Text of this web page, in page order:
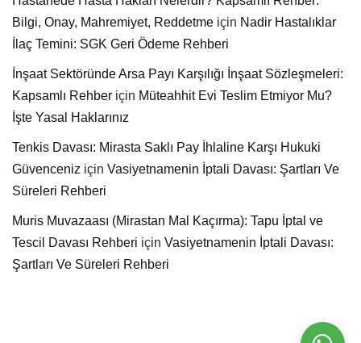
Bilgi, Onay, Mahremiyet, Reddetme için Nadir Hastalıklar
İlaç Temini: SGK Geri Ödeme Rehberi
İnşaat Sektöründe Arsa Payı Karşılığı İnşaat Sözleşmeleri:
Kapsamlı Rehber için Müteahhit Evi Teslim Etmiyor Mu?
İşte Yasal Haklarınız
Tenkis Davası: Mirasta Saklı Pay İhlaline Karşı Hukuki
Güvenceniz için Vasiyetnamenin İptali Davası: Şartları Ve
Süreleri Rehberi
Muris Muvazaası (Mirastan Mal Kaçırma): Tapu İptal ve
Tescil Davası Rehberi için Vasiyetnamenin İptali Davası:
Şartları Ve Süreleri Rehberi